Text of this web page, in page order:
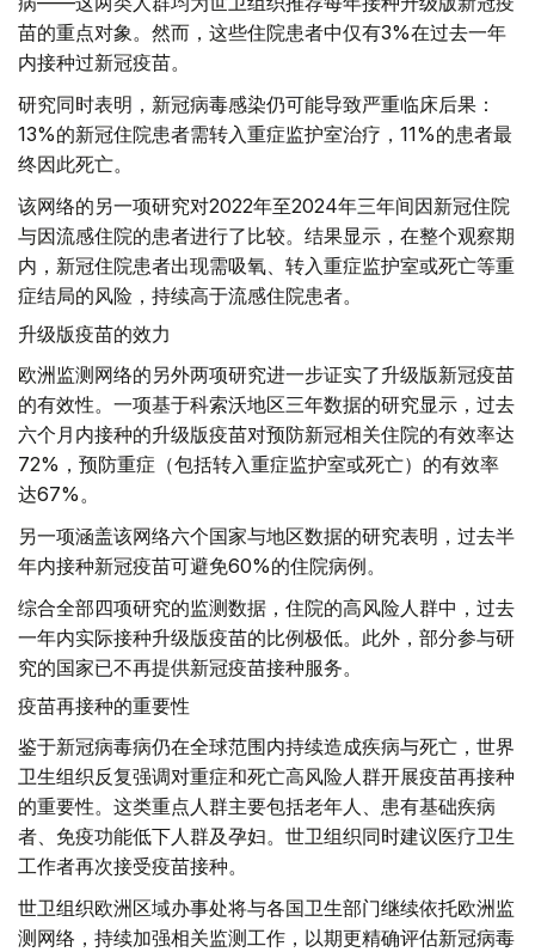
苗的重点对象。然而，这些住院患者中仅有3%在过去一年
内接种过新冠疫苗。
研究同时表明，新冠病毒感染仍可能导致严重临床后果：
13%的新冠住院患者需转入重症监护室治疗，11%的患者最
终因此死亡。
该网络的另一项研究对2022年至2024年三年间因新冠住院
与因流感住院的患者进行了比较。结果显示，在整个观察期
内，新冠住院患者出现需吸氧、转入重症监护室或死亡等重
症结局的风险，持续高于流感住院患者。
升级版疫苗的效力
欧洲监测网络的另外两项研究进一步证实了升级版新冠疫苗
的有效性。一项基于科索沃地区三年数据的研究显示，过去
六个月内接种的升级版疫苗对预防新冠相关住院的有效率达
72%，预防重症（包括转入重症监护室或死亡）的有效率
达67%。
另一项涵盖该网络六个国家与地区数据的研究表明，过去半
年内接种新冠疫苗可避免60%的住院病例。
综合全部四项研究的监测数据，住院的高风险人群中，过去
一年内实际接种升级版疫苗的比例极低。此外，部分参与研
究的国家已不再提供新冠疫苗接种服务。
疫苗再接种的重要性
鉴于新冠病毒病仍在全球范围内持续造成疾病与死亡，世界
卫生组织反复强调对重症和死亡高风险人群开展疫苗再接种
的重要性。这类重点人群主要包括老年人、患有基础疾病
者、免疫功能低下人群及孕妇。世卫组织同时建议医疗卫生
工作者再次接受疫苗接种。
世卫组织欧洲区域办事处将与各国卫生部门继续依托欧洲监
测网络，持续加强相关监测工作，以期更精确评估新冠病毒